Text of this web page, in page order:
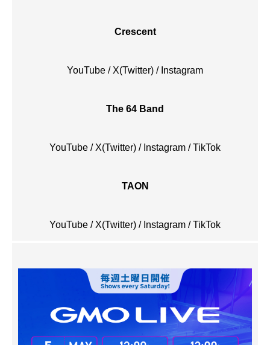
Crescent
YouTube / X(Twitter) / Instagram
The 64 Band
YouTube /X(Twitter) / Instagram /TikTok
TAON
YouTube /X(Twitter) / Instagram /TikTok